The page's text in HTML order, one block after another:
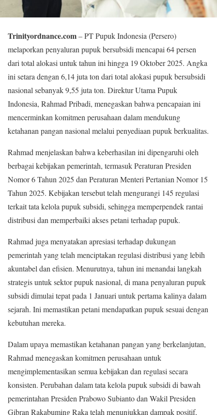
Trinityordnance.com– PT Pupuk Indonesia (Persero)
melaporkan penyaluran pupuk bersubsidi mencapai 64 persen
dari total alokasi untuk tahun ini hingga 19 Oktober 2025. Angka
ini setara dengan 6,14 juta ton dari total alokasi pupuk bersubsidi
nasional sebanyak 9,55 juta ton. Direktur Utama Pupuk
Indonesia, Rahmad Pribadi, menegaskan bahwa pencapaian ini
mencerminkan komitmen perusahaan dalam mendukung
ketahanan pangan nasional melalui penyediaan pupuk berkualitas.
Rahmad menjelaskan bahwa keberhasilan ini dipengaruhi oleh
berbagai kebijakan pemerintah, termasuk Peraturan Presiden
Nomor 6 Tahun 2025 dan Peraturan Menteri Pertanian Nomor 15
Tahun 2025. Kebijakan tersebut telah mengurangi 145 regulasi
terkait tata kelola pupuk subsidi, sehingga memperpendek rantai
distribusi dan memperbaiki akses petani terhadap pupuk.
Rahmad juga menyatakan apresiasi terhadap dukungan
pemerintah yang telah menciptakan regulasi distribusi yang lebih
akuntabel dan efisien. Menurutnya, tahun ini menandai langkah
strategis untuk sektor pupuk nasional, di mana penyaluran pupuk
subsidi dimulai tepat pada 1 Januari untuk pertama kalinya dalam
sejarah. Ini memastikan petani mendapatkan pupuk sesuai dengan
kebutuhan mereka.
Dalam upaya memastikan ketahanan pangan yang berkelanjutan,
Rahmad menegaskan komitmen perusahaan untuk
mengimplementasikan semua kebijakan dan regulasi secara
konsisten. Perubahan dalam tata kelola pupuk subsidi di bawah
pemerintahan Presiden Prabowo Subianto dan Wakil Presiden
Gibran Rakabuming Raka telah menunjukkan dampak positif,